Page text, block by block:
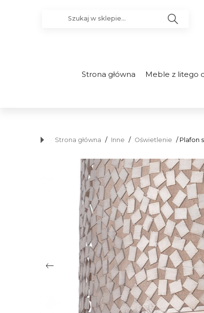
Strona główna Meble z litego
Strona główna / Inne / Oświetlenie / Plafon